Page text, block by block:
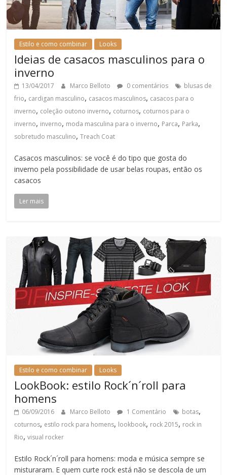
Estilo e como combinar Looks
Ideias de casacos masculinos para o
inverno
13/04/2017 Marco Belloto 0 comentários
blusas de
frio, cardigan masculino, casacos masculinos, casacos para o
inverno, coleção outono inverno, coturnos, coturnos para o
inverno, inverno, moda masculina para o inverno, Parca, Parka,
sobretudo masculino,Treach Coat
Casacos masculinos: se você é do tipo que gosta do
inverno pela possibilidade de usar belas roupas, então os
casacos
Ler mais
Estilo e como combinar Looks
LookBook: estilo Rock´n´roll para
homens
06/09/2016 Marco Belloto 1 Comentário botas,
coturnos, estilo rock para homens, lookbook, rock 2015, rock in
Rio,visual rocker
Estilo Rock´n´roll para homens: moda e música sempre se
misturaram. E quem curte rock está não se descola de um